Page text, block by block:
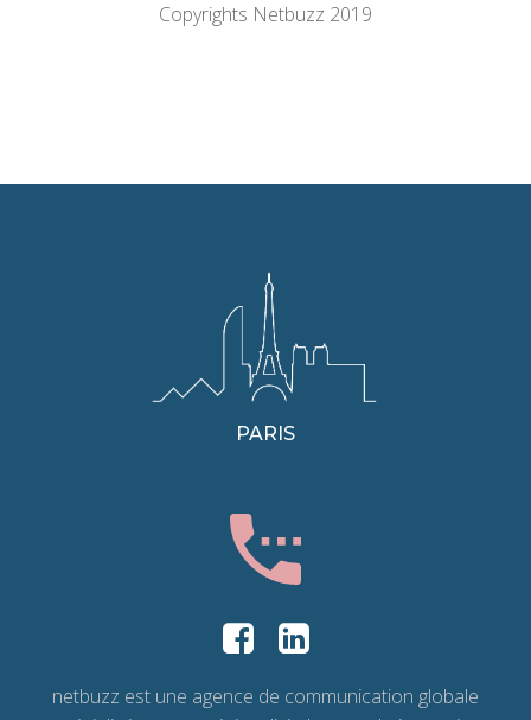
Copyrights Netbuzz 2019
PARIS
netbuzz est une agence de communication globale